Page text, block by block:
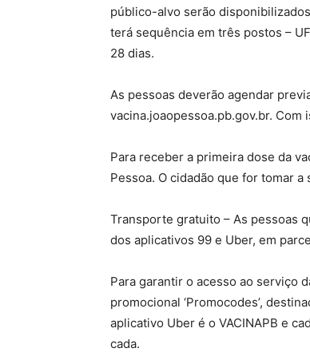
público-alvo serão
terá sequência em três postos –
28 dias.
As pessoas deverão agendar
vacina.joaopessoa.pb.gov.br.
Para receber a primeira dose da
Pessoa. O cidadão que for tomar
Transporte gratuito – As pessoas
dos aplicativos 99 e Uber, em
Para garantir o acesso ao serviço
promocional ‘Promocodes’,
aplicativo Uber é o VACINAPB e
cada.